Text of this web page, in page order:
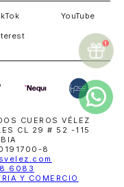
YouTube
CUEROS VÉLEZ
CL 29 # 52 -115
8
6083
Y COMERCIO